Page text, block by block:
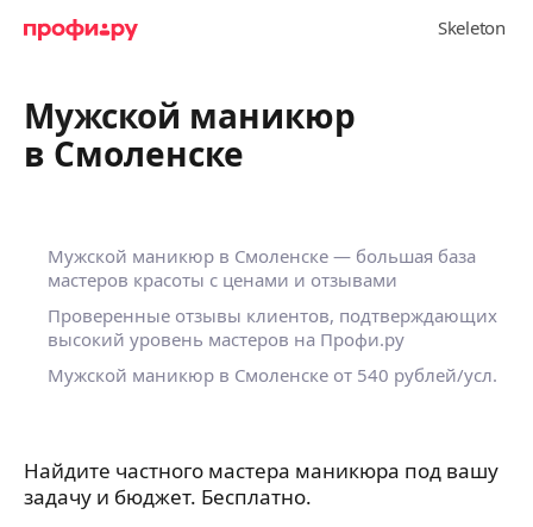
Мужской маникюр
в Смоленске
Мужской маникюр в Смоленске — большая база
мастеров красоты с ценами и отзывами
Проверенные отзывы клиентов, подтверждающих
высокий уровень мастеров на Профи.ру
Мужской маникюр в Смоленске от 540 рублей/усл.
Найдите частного мастера маникюра под вашу
задачу и бюджет. Бесплатно.